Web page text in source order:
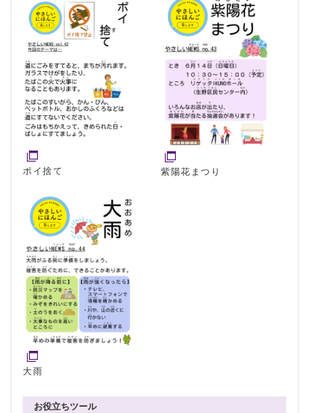
ポイ捨て 紫陽花まつり
大雨
お役立ちツール